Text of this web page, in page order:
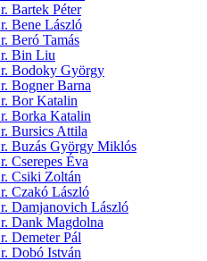
Bartek Péter
Bene László
Beró Tamás
Bin Liu
Bodoky György
Bogner Barna
Bor Katalin
Borka Katalin
Bursics Attila
Buzás György Miklós
Cserepes Éva
Csiki Zoltán
Czakó László
Damjanovich László
Dank Magdolna
Demeter Pál
Dobó István